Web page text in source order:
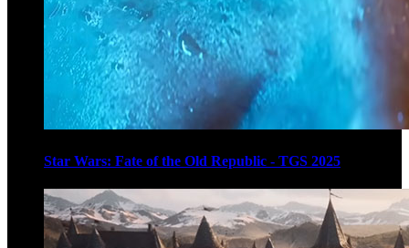
Star Wars: Fate of the Old Republic - TGS 2025